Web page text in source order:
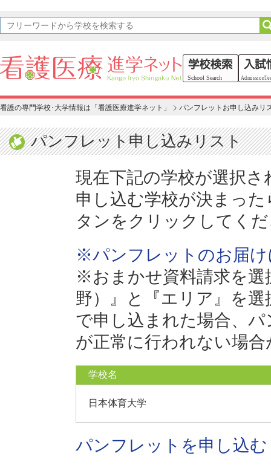
看護の専門学校･大学情報は「看護医療進学ネット」 パンフレットお申し込みリ
パンフレット申し込みリスト
現在下記の学校が選択さ
申し込む学校が決まっ
タンをクリックしてく
※パンフレットのお届け
※おまかせ資料請求を選
野）』と『エリア』を
で申し込まれた場合、
が正常に行われない場
学校名
日本体育大学
パンフレットを申し込む